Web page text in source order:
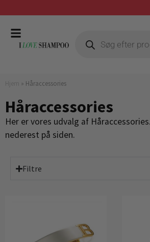
Stort udvalg af favorit brands
» Håraccessories
Håraccessories
Her er vores udvalg af
nederest på siden.
Filtre